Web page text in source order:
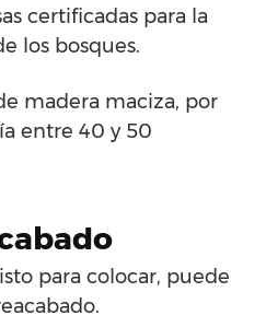
certificadas para la
los bosques.
madera maciza, por
entre 40 y 50
para colocar, puede